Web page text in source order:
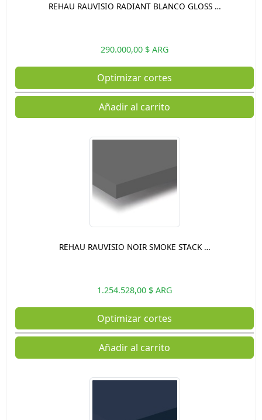
REHAU RAUVISIO RADIANT BLANCO GLOSS …
290.000,00 $ ARG
Optimizar cortes
Añadir al carrito
REHAU RAUVISIO NOIR SMOKE STACK …
1.254.528,00 $ ARG
Optimizar cortes
Añadir al carrito